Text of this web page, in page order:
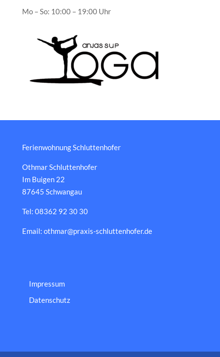
Mo – So: 10:00 – 19:00 Uhr
Ferienwohnung Schluttenhofer
Othmar Schluttenhofer
Im Buigen 22
87645 Schwangau
Tel: 08362 92 30 30
Email: othmar@praxis-schluttenhofer.de
Impressum
Datenschutz